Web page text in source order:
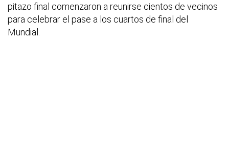
pitazo final comenzaron a reunirse cientos de vecinos
para celebrar el pase a los cuartos de final del
Mundial.